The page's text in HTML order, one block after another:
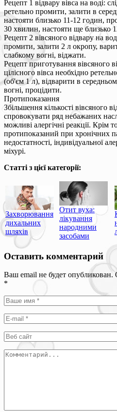
Рецепт 1 відвару вівса на воді:
ретельно промити, залити в
настояти близько 11-12 годин,
30 хвилин, настояти ще близько
Рецепт 2 вівсяного відвару на
промити, залити 2 л окропу,
слабкому вогні, віджати.
Рецепт приготування вівсяного
цілісного вівса необхідно
(об'єм 1 л), відварити в
вогні, процідити.
Протипоказання
Збільшення кількості вівсяного
спровокувати ряд небажаних
можливі алергічні реакції. Крім
протипоказаний при хронічних
недостатності, індивідуальної
міхурі.
Статті з цієї категорії:
Захворювання
дихальних
шляхів
Отит вуха:
лікування
народними
засобами
Оставить комментарий
Ваш email не будет опубликован.
*